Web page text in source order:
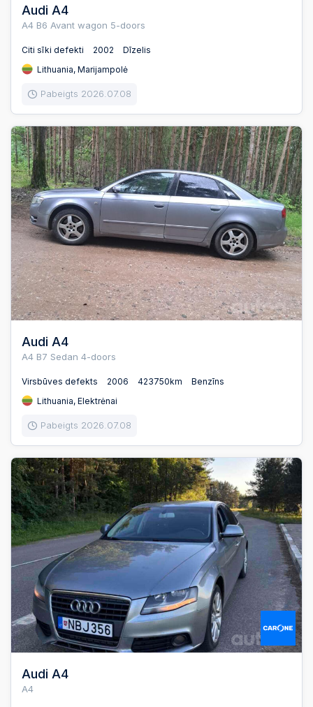
Audi A4
A4 B6 Avant wagon 5-doors
Citi sīki defekti 2002
Dīzelis
Lithuania, Marijampolė
Pabeigts 2026.07.08
Audi A4
A4 B7 Sedan 4-doors
Virsbūves defekts 2006 423750km
Benzīns
Lithuania, Elektrėnai
Pabeigts 2026.07.08
Audi A4
A4